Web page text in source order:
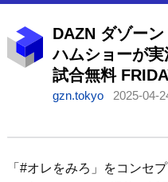
DAZN ダゾー
ハムショーが
試合無料
1回インフルエ
gzn.tokyo 2025-04-
「#オレをみろ」をコンセ